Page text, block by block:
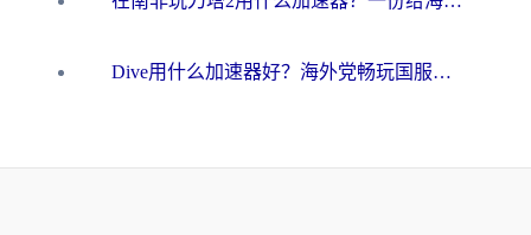
Dive用什么加速器好？海外党畅玩国服游戏的终极避坑指南